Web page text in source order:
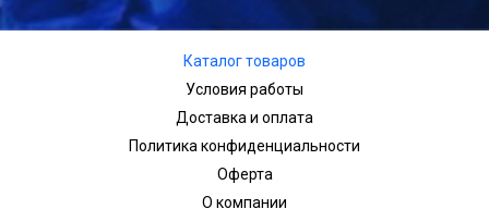
Каталог товаров
Условия работы
Доставка и оплата
Политика конфиденциальности
Оферта
О компании